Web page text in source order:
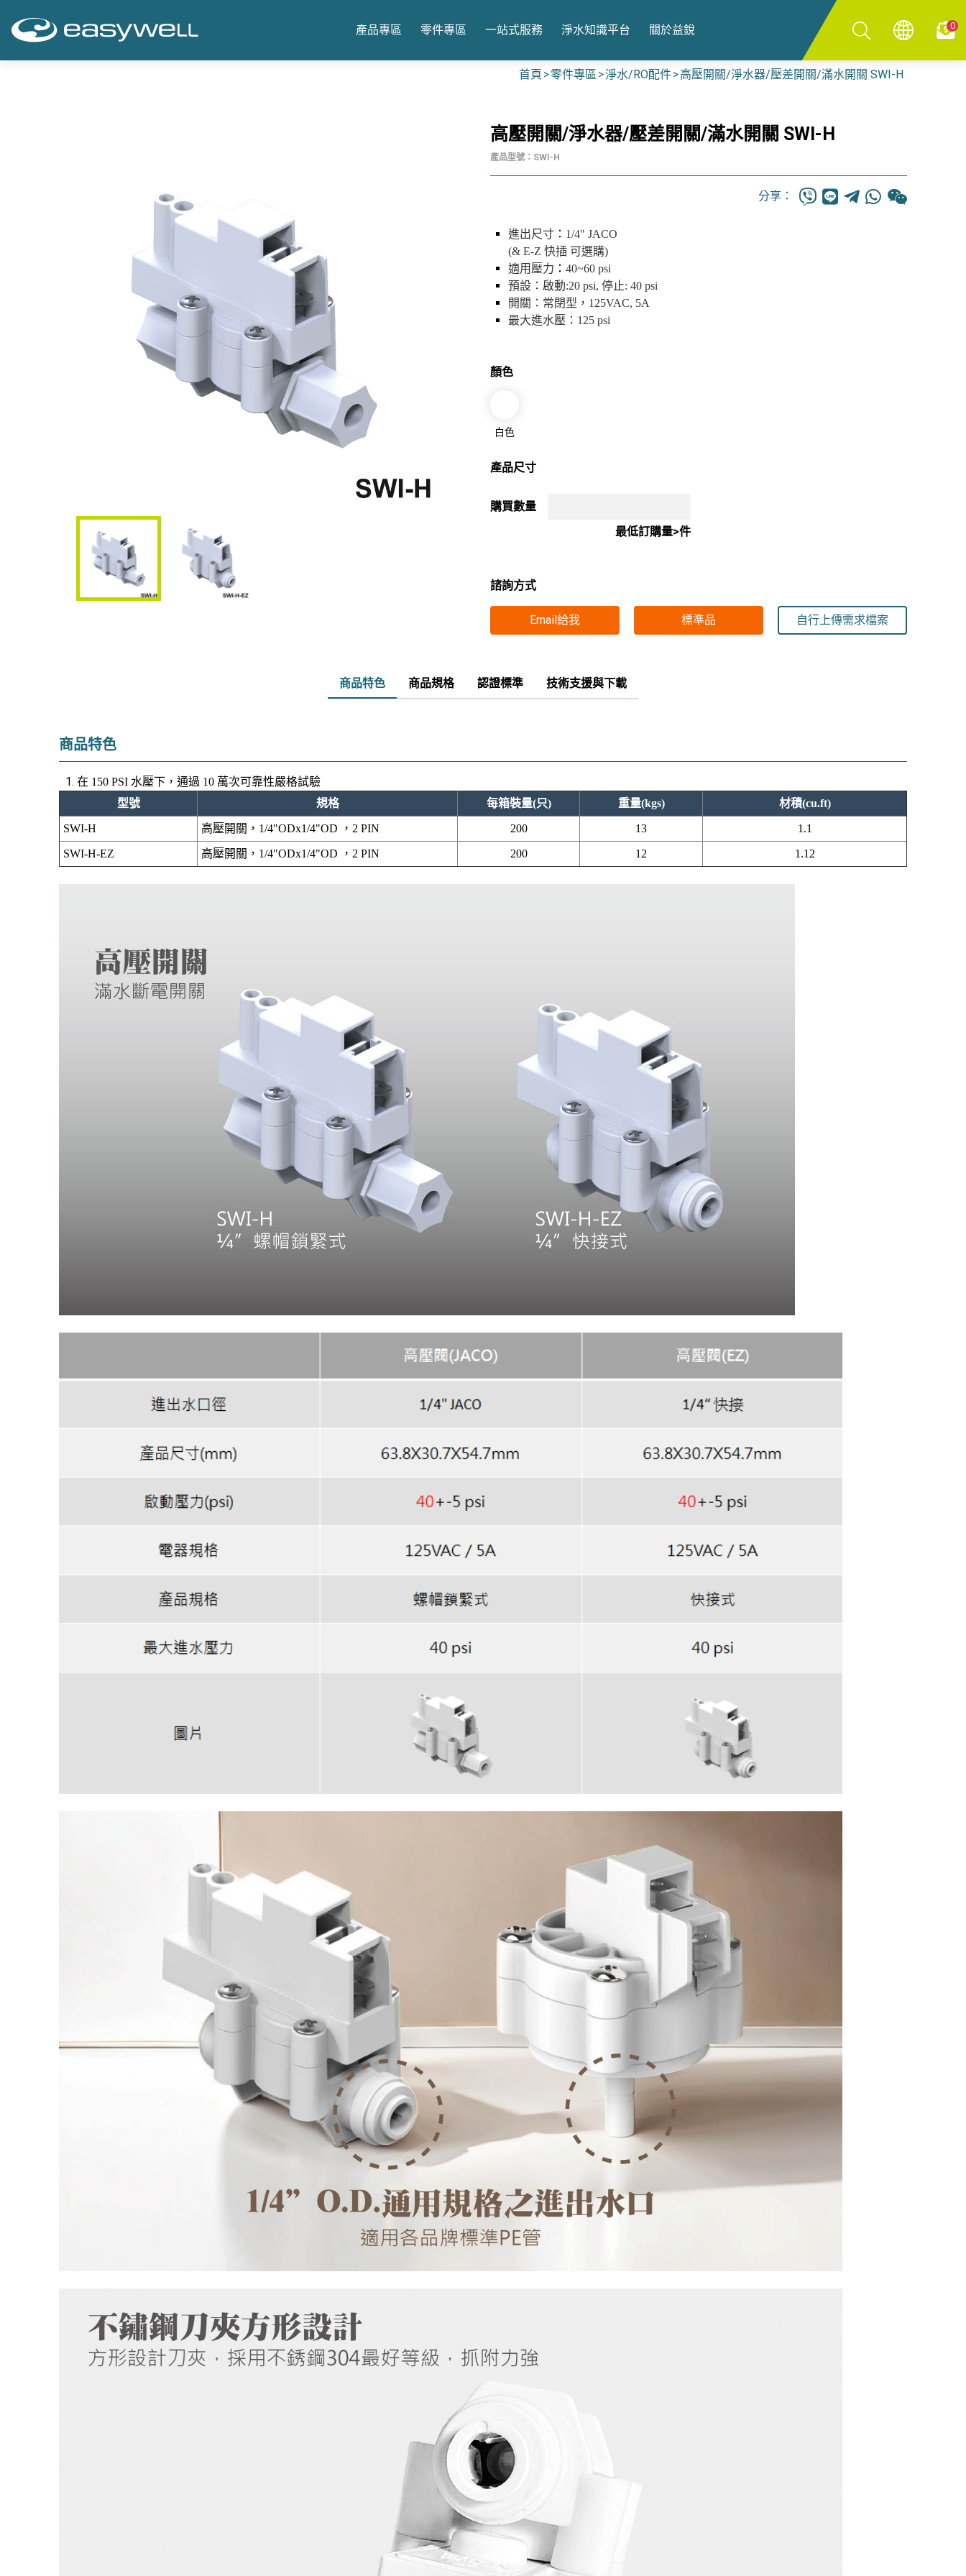
產品專區 零件專區 一站式服務 淨水知識平台 關於益銳 0
首頁 零件專區 淨水/RO配件 高壓開關/淨水器/壓差開關/滿水開關 SWI-H
高壓開關/淨水器/壓差開關/滿水開關 SWI-H
產品型號：SWI-H
分享：
進出尺寸 ： 1/4" JACO
(& E-Z 快插 可選購)
適用壓力 ： 40~60 psi
預設：啟動:20 psi, 停止: 40 psi
開關：常閉型，125VAC, 5A
最大進水壓：125 psi
顏色
白色
產品尺寸
購買數量
最低訂購量>件
諮詢方式
Email給我 標準品 自行上傳需求檔案
商品特色 商品規格 認證標準 技術支援與下載
商品特色
在 150 PSI 水壓下，通過 10 萬次可靠性嚴格試驗
型號
規格 每箱裝量(只) 重量(kgs) 材積(cu.ft)
SWI-H 高壓開關，1/4"ODx1/4"OD ，2 PIN 200 13 1.1
SWI-H-EZ 高壓開關，1/4"ODx1/4"OD ，2 PIN 200 12 1.12